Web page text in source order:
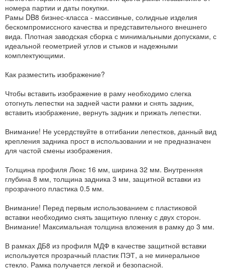
номера партии и даты покупки.
Рамы DB8 бизнес-класса - массивные, солидные изделия
бескомпромиссного качества и представительного внешнего
вида. Плотная заводская сборка с минимальными допусками, с
идеальной геометрией углов и стыков и надежными
комплектующими.
Как разместить изображение?
Чтобы вставить изображение в раму необходимо слегка
отогнуть лепестки на задней части рамки и снять задник,
вставить изображение, вернуть задник и прижать лепестки.
Внимание! Не усердствуйте в отгибании лепестков, данный вид
крепления задника прост в использовании и не предназначен
для частой смены изображения.
Толщина профиля Люкс 16 мм, ширина 32 мм. Внутренняя
глубина 8 мм, толщина задника 3 мм, защитной вставки из
прозрачного пластика 0.5 мм.
Внимание! Перед первым использованием с пластиковой
вставки необходимо снять защитную пленку с двух сторон.
Внимание! Максимальная толщина вложения в рамку до 3 мм.
В рамках ДБ8 из профиля МДФ в качестве защитной вставки
используется прозрачный пластик ПЭТ, а не минеральное
стекло. Рамка получается легкой и безопасной.